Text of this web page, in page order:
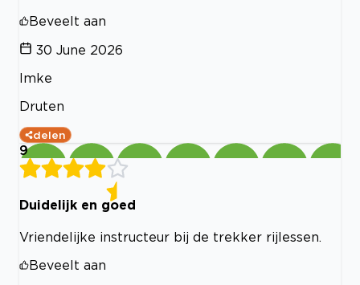
Beveelt aan
30 June 2026
Imke
Druten
delen
9
Duidelijk en goed
Vriendelijke instructeur bij de trekker rijlessen.
Beveelt aan